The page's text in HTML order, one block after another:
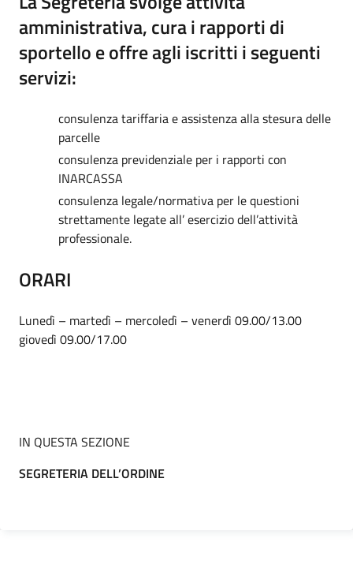
amministrativa, cura i rapporti di
sportello e offre agli iscritti i seguenti
servizi:
consulenza tariffaria e assistenza alla stesura delle
parcelle
consulenza previdenziale per i rapporti con
INARCASSA
consulenza legale/normativa per le questioni
strettamente legate all’ esercizio dell’attività
professionale.
ORARI
Lunedì – martedì – mercoledì – venerdì 09.00/13.00
giovedì 09.00/17.00
IN QUESTA SEZIONE
SEGRETERIA DELL’ORDINE